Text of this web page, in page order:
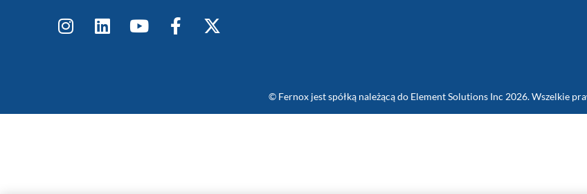
© Fernox jest spółką należącą do Element Solutions Inc 2026. Wszelkie